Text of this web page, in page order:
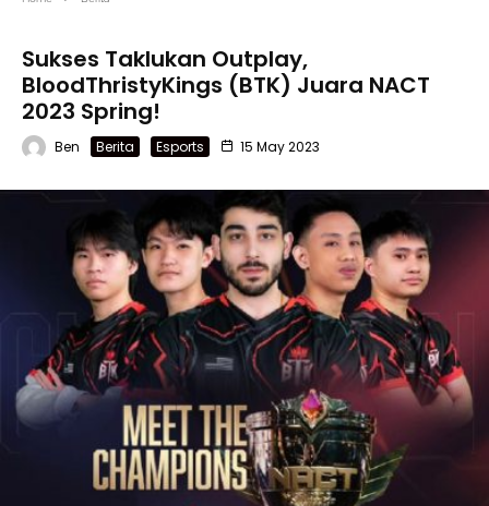
Sukses Taklukan Outplay,
BloodThristyKings (BTK) Juara NACT
2023 Spring!
Ben Berita Esports 15 May 2023